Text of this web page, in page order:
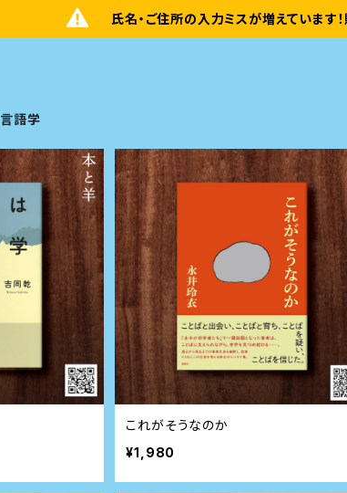
氏名・ご住所の入力ミスが増えています
言語学
これがそうなのか
¥1,980